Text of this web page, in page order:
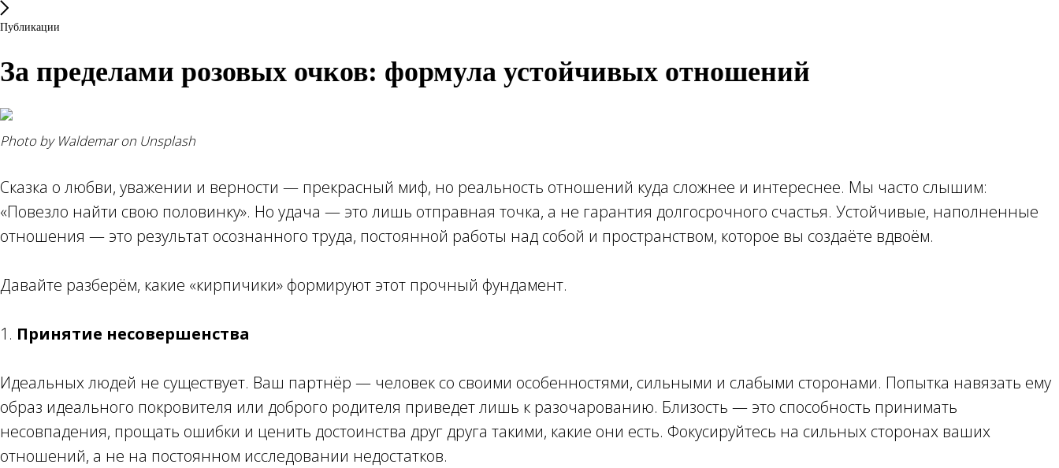
Публикации
За пределами розовых очков: формула устойчивых отношений
Photo by Waldemar on Unsplash
Сказка о любви, уважении и верности — прекрасный миф, но реальность отношений куда сложнее и интереснее. Мы часто слышим:
«Повезло найти свою половинку». Но удача — это лишь отправная точка, а не гарантия долгосрочного счастья. Устойчивые, наполненные
отношения — это результат осознанного труда, постоянной работы над собой и пространством, которое вы создаёте вдвоём.
Давайте разберём, какие «кирпичики» формируют этот прочный фундамент.
1. Принятие несовершенства
Идеальных людей не существует. Ваш партнёр — человек со своими особенностями, сильными и слабыми сторонами. Попытка навязать ему
образ идеального покровителя или доброго родителя приведет лишь к разочарованию. Близость — это способность принимать
несовпадения, прощать ошибки и ценить достоинства друг друга такими, какие они есть. Фокусируйтесь на сильных сторонах ваших
отношений, а не на постоянном исследовании недостатков.